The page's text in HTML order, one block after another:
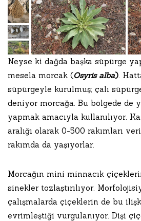
Neyse ki dağda başka süpürge
mesela morcak (Osyris alba).
süpürgeyle kurulmuş; çalı
deniyor morcağa. Bu bölgede de
yapmak amacıyla kullanılıyor.
aralığı olarak 0-500 rakımları
rakımda da yaşıyorlar.
Morcağın mini minnacık
sinekler tozlaştırılıyor.
çalışmalarda çiçeklerin de bu
evrimleştiği vurgulanıyor. Dişi